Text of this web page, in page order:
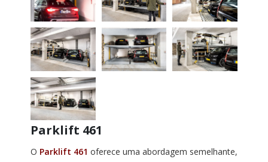
Parklift 461
O Parklift 461 oferece uma abordagem semelhante,